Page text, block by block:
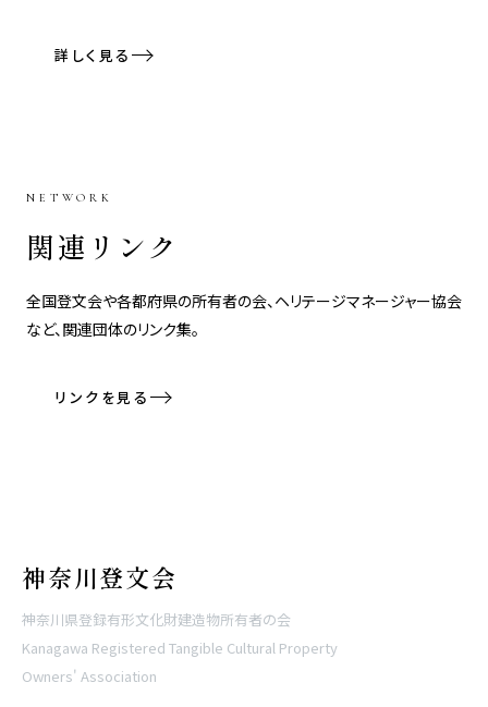
詳しく見る
NETWORK
関連リンク
全国登文会や各都府県の所有者の会、ヘリテージマネージャー協会
など、関連団体のリンク集。
リンクを見る
神奈川登文会
神奈川県登録有形文化財建造物所有者の会
Kanagawa Registered Tangible Cultural Property
Owners' Association